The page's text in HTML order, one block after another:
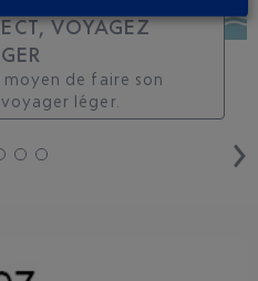
VOYAGEZ
de faire son
léger.